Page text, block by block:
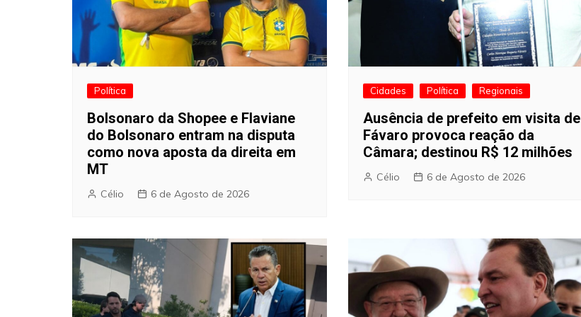
Política
Bolsonaro da Shopee e Flaviane
do Bolsonaro entram na disputa
como nova aposta da direita em
MT
Célio 6 de Agosto de 2026
Cidades Política Regionais
Ausência de prefeito em visita de
Fávaro provoca reação da
Câmara; destinou R$ 12 milhões
Célio 6 de Agosto de 2026